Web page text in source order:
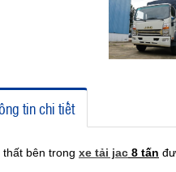
tin chi tiết
thất bên trong xe tải jac 8 tấn